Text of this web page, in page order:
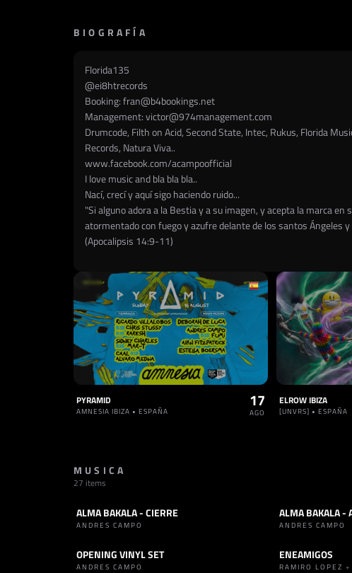
BIOGRAFÍA
Florida135
@ei8htrecords
Booking:fran@b4bookings.net
Management:victor@974management.com
Drumcode, Filth on Acid, Second State, Intec, Rukus, Florida
Records, Natura Viva..
www.facebook.com/acampoofficial
I love music and bla bla bla..
Nací, crecí y aquí sigo haciendo ruido...
"Si alguno adora a la Bestia y a su imagen, y acepta la marca
atormentado con fuego y azufre delante de los santos Ángeles
(Apocalipsis 14:9-11)
PYRAMID
AMNESIA IBIZA • ESPAÑA
17
AGO
ELROW IBIZA
[UNVRS] • ESPAÑA
MUSICA
27 items
SET MAKINA
ALMA BAKALA - CIERRE
ANDRES CAMPO
SET HARD DANCE
ANDRES CAMPO
SET TECHNO
OPENING VINYL SET
ANDRES CAMPO
TRACK TECHNO
ENEAMIGOS
RAMIRO LOPEZ